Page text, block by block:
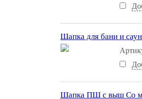
Шапка для бани и
Шапка ПШ с выш Со